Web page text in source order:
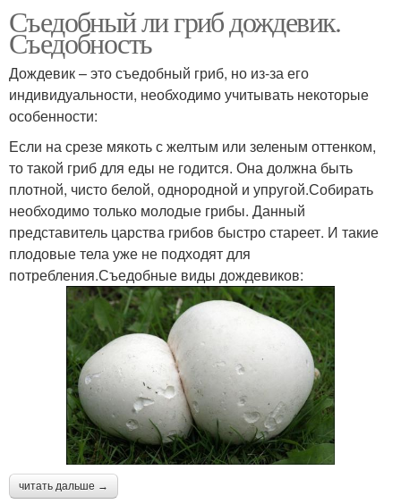
Съедобный ли гриб дождевик.
Съедобность
Дождевик – это съедобный гриб, но из-за его
индивидуальности, необходимо учитывать некоторые
особенности:
Если на срезе мякоть с желтым или зеленым оттенком,
то такой гриб для еды не годится. Она должна быть
плотной, чисто белой, однородной и упругой.Собирать
необходимо только молодые грибы. Данный
представитель царства грибов быстро стареет. И такие
плодовые тела уже не подходят для
потребления.Съедобные виды дождевиков:
читать дальше →